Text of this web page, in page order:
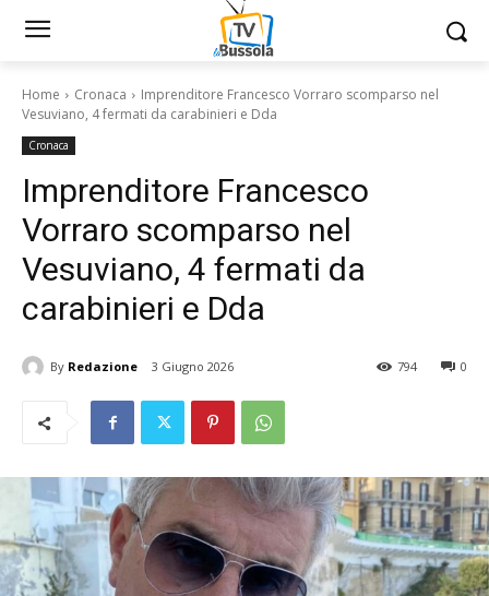
Home Cronaca
Imprenditore Francesco Vorraro scomparso nel
Vesuviano, 4 fermati da carabinieri e Dda
Cronaca
Imprenditore Francesco
Vorraro scomparso nel
Vesuviano, 4 fermati da
carabinieri e Dda
By Redazione 3 Giugno 2026 0
794